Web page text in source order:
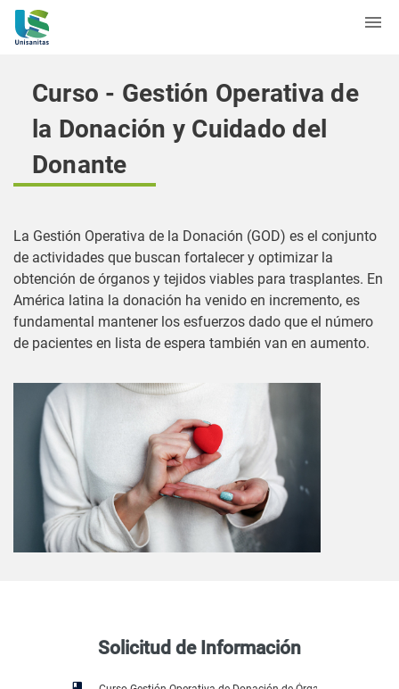
Curso - Gestión Operativa de
la Donación y Cuidado del
Donante
La Gestión Operativa de la Donación (GOD) es el conjunto
de actividades que buscan fortalecer y optimizar la
obtención de órganos y tejidos viables para trasplantes. En
América latina la donación ha venido en incremento, es
fundamental mantener los esfuerzos dado que el número
de pacientes en lista de espera también van en aumento.
Solicitud de Información